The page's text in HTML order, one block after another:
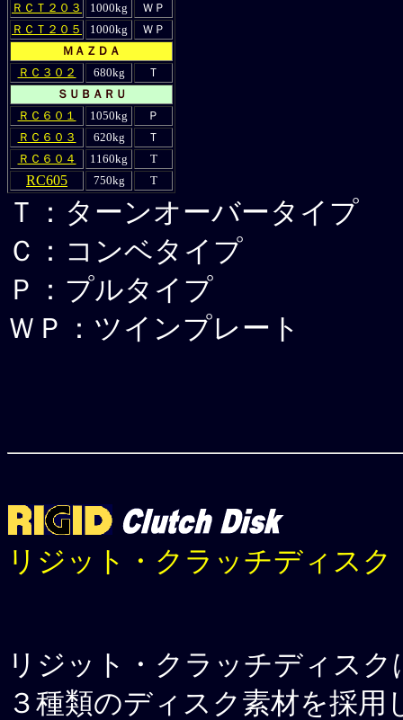
ＲＣＴ２０３
1000kg
ＷＰ
ＲＣＴ２０５
1000kg
ＷＰ
ＭＡＺＤＡ
ＲＣ３０２
680kg
Ｔ
ＳＵＢＡＲＵ
ＲＣ６０１
1050kg
Ｐ
ＲＣ６０３
620kg
Ｔ
ＲＣ６０４
1160kg T
RC605 750kg T
Ｔ：ターンオーバータイプ
Ｃ：コンベタイプ
Ｐ：プルタイプ
ＷＰ：ツインプレート
リジット・クラッチディスク
リジット・クラッチディス
３種類のディスク素材を採用